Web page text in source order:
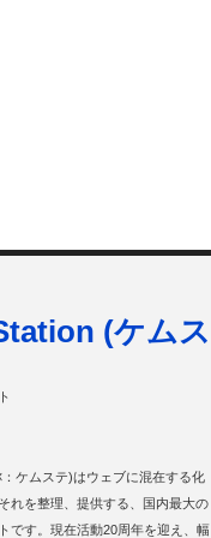
(ケムス
ケムステ)はウェブに混在する化
れを整理、提供する、国内最大の
です。現在活動20周年を迎え、幅